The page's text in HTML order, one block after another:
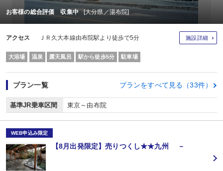
お客様の総合評価 収集中 [大分県／湯布院]
アクセス ＪＲ久大本線由布院駅より徒歩で5分 施設詳細
大浴場 温泉 露天風呂 駅から徒歩5分 駐車場
プラン一覧 プランをすべて見る（33件）
基準JR乗車区間 東京～由布院
WEB申込み限定
【8月出発限定】売りつくし★★九州 －